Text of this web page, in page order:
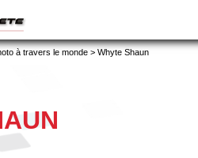
à travers le monde > Whyte Shaun